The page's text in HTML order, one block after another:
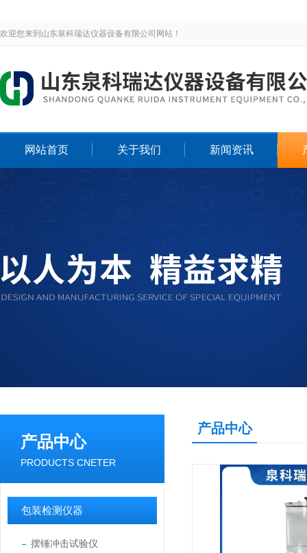
欢迎您来到山东泉科瑞达仪器设备有限公司网站！
网站首页 关于我们 新闻资讯
产品中心
PRODUCTS CNETER
包装检测仪器
摆锤冲击试验仪
产品中心